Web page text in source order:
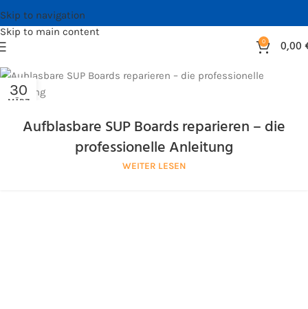
Skip to navigation
Skip to main content
0 0,00
30
MÄRZ
Aufblasbare SUP Boards reparieren – die
professionelle Anleitung
WEITER LESEN